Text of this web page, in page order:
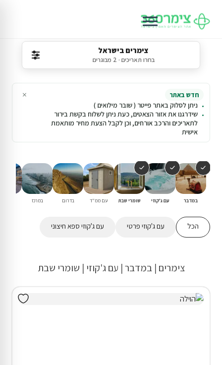
צימרים בישראל
בחרו תאריכים · 2 מבוגרים
חדש באתר
ניתן לסלוק באתר פייטר ( שובר מילואים )
שידרגנו את אזור הצאטים, כעת ניתן לשלוח בקשת בירור
לתאריכים והרכב אורחים, וכן לקבל הצעת מחיר מותאמת
אישית
×
במדבר עם ג'קוזי שומרי שבת עם ממ"ד בדרום במרכז
הכל עם ג'קוזי פרטי עם ג'קוזי ספא חיצוני
צימרים | במדבר | עם ג'קוזי | שומרי שבת